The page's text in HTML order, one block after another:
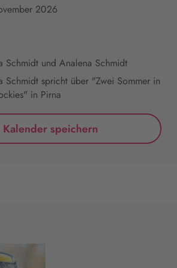
2026
Schmidt und Analena Schmidt
Schmidt spricht über "Zwei Sommer in
in Pirna
Kalender speichern